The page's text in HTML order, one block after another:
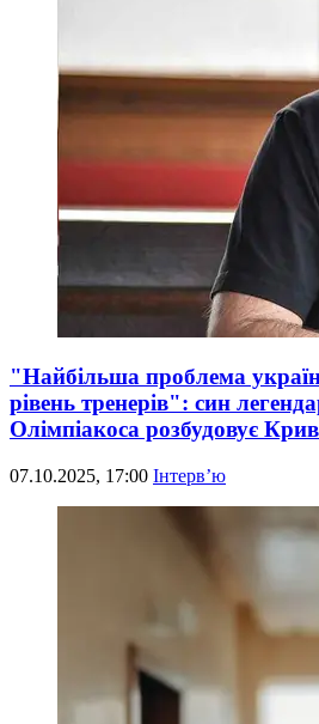
"Найбільша проблема
рівень тренерів": син
Олімпіакоса розбудовує
07.10.2025, 17:00 Інтерв’ю